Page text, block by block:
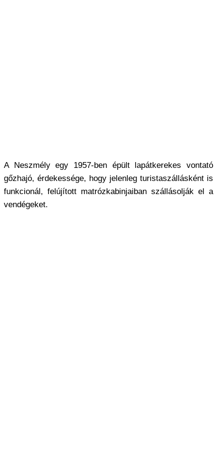
A Neszmély egy 1957-ben épült lapátkerekes vontató
gőzhajó, érdekessége, hogy jelenleg turistaszállásként is
funkcionál, felújított matrózkabinjaiban szállásolják el a
vendégeket.